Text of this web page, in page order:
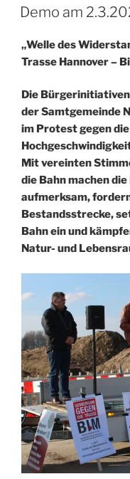
AM
Demo am
„Welle des
Trasse Hannover –
Die Bürgerinitiativen
der Samtgemeinde
im Protest gegen
Mit vereinten
die Bahn machen
aufmerksam,
Bestandsstrecke,
Bahn ein und
Natur- und